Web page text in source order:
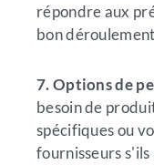
répondre aux
bon
7. Options de
besoin de
spécifiques ou
fournisseurs s'ils